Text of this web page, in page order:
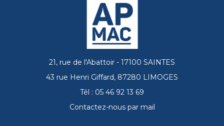
21, rue de l'Abattoir - 17100 SAINTES
43 rue Henri Giffard, 87280 LIMOGES
Tél : 05 46 92 13 69
Contactez-nous par mail